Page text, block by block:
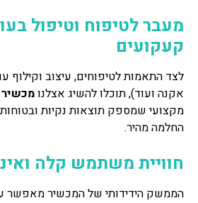
מעבר לטיפוח וטיפול
קעקועים
לצד התאמות לטיפוחים, עיצוב וקילוף
אקנה ועוד), תוכלו להשיג אצלנו
מקצועי שמספק תוצאות נקיות
החלמה מהיר.
חוויית משתמש קלה
הממשק הידידותי של המכשיר מאפשר